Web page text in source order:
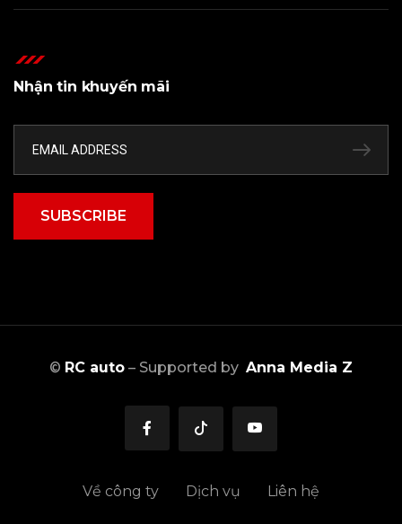
Nhận tin khuyến mãi
SUBSCRIBE
© RC auto – Supported by Anna Media Z
Về công ty Dịch vụ Liên hệ